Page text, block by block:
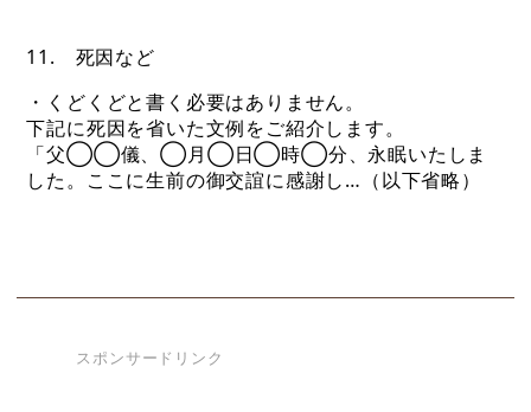
11. 死因など
・くどくどと書く必要はありません。
下記に死因を省いた文例をご紹介します。
「父◯◯儀、◯月◯日◯時◯分、永眠いたしま
した。ここに生前の御交誼に感謝し…（以下省略）
スポンサードリンク